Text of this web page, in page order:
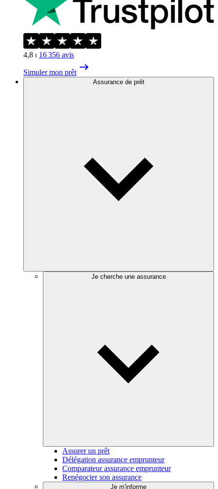
4,8 ⏐ 16 356 avis
Simuler mon prêt
Assurance de prêt
Je cherche une assurance
Assurer un prêt
Délégation assurance emprunteur
Comparateur assurance emprunteur
Renégocier son assurance
Je m'informe